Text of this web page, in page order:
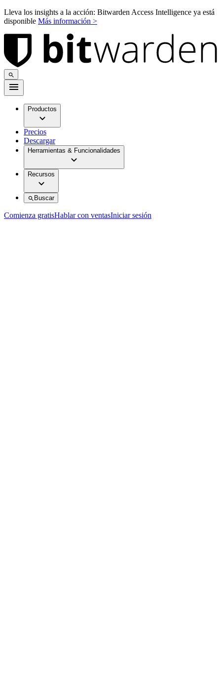
Lleva los insights a la acción: Bitwarden Access Intelligence ya está
disponible Más información >
Productos
Precios
Descargar
Herramientas & Funcionalidades
Recursos
Buscar
Comienza gratisHablar con ventasIniciar sesión